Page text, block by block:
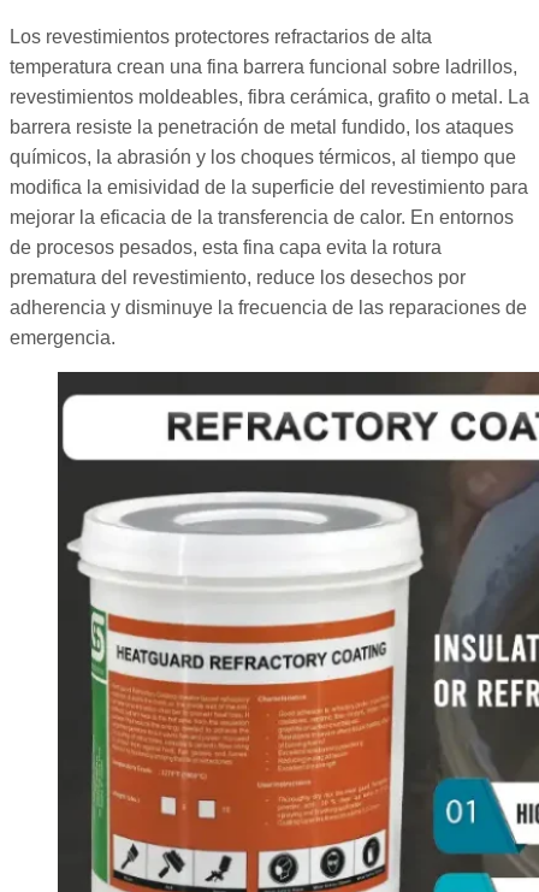
Los revestimientos protectores refractarios de alta
temperatura crean una fina barrera funcional sobre ladrillos,
revestimientos moldeables, fibra cerámica, grafito o metal. La
barrera resiste la penetración de metal fundido, los ataques
químicos, la abrasión y los choques térmicos, al tiempo que
modifica la emisividad de la superficie del revestimiento para
mejorar la eficacia de la transferencia de calor. En entornos
de procesos pesados, esta fina capa evita la rotura
prematura del revestimiento, reduce los desechos por
adherencia y disminuye la frecuencia de las reparaciones de
emergencia.